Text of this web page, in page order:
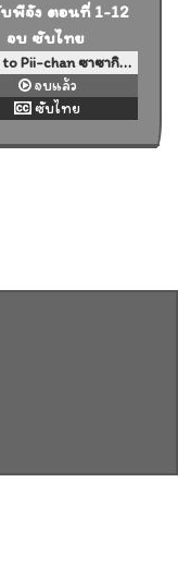
Sasaki to Pii-chan ซาซากิกับพีจัง ตอนที่ 1-12 จบ ซับไทย
จบแล้ว
ซับไทย